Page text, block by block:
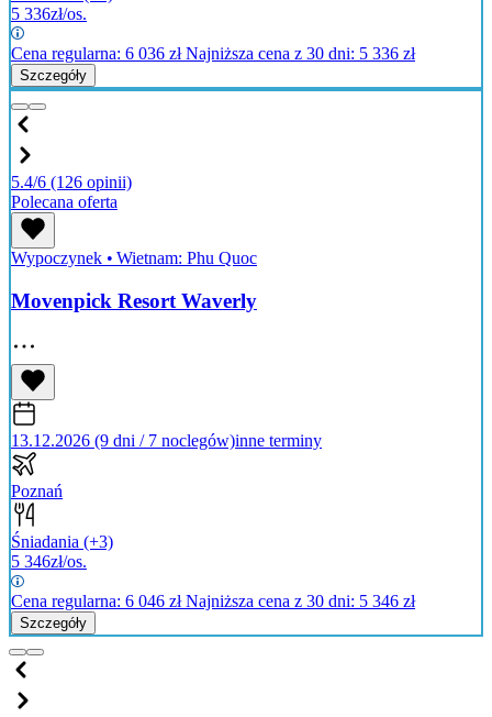
5 336zł/os.
Cena regularna: 6 036 złNajniższa cena z 30 dni: 5 336 zł
Szczegóły
5.4/6 (126 opinii)
Polecana oferta
Wypoczynek • Wietnam: Phu Quoc
Movenpick Resort Waverly
13.12.2026 (9 dni / 7 noclegów)inne terminy
Poznań
Śniadania (+3)
5 346zł/os.
Cena regularna: 6 046 złNajniższa cena z 30 dni: 5 346 zł
Szczegóły